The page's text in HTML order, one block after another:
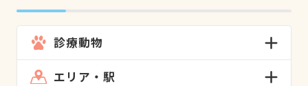
診療動物
エリア・駅